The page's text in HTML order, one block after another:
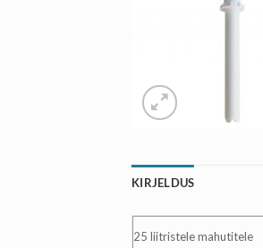
KIRJELDUS
25 liitristele mahutitele